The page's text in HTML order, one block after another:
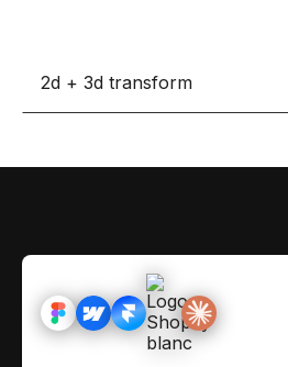
2d + 3d transform